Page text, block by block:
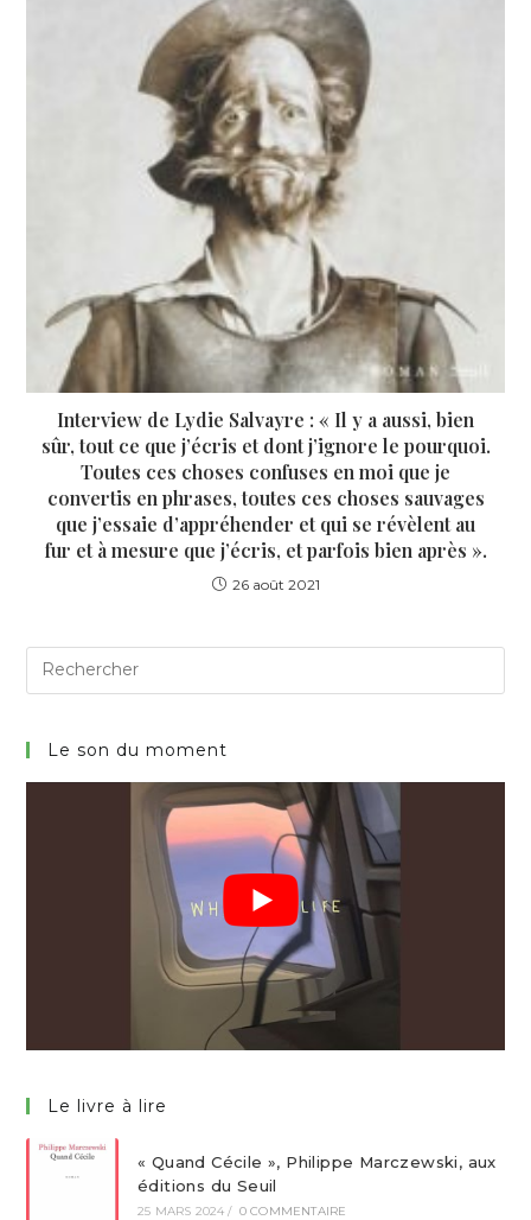
Interview de Lydie Salvayre : « Il y a aussi, bien
sûr, tout ce que j’écris et dont j’ignore le pourquoi.
Toutes ces choses confuses en moi que je
convertis en phrases, toutes ces choses sauvages
que j’essaie d’appréhender et qui se révèlent au
fur et à mesure que j’écris, et parfois bien après ».
26 août 2021
Search
for:
Le son du moment
Le livre à lire
« Quand Cécile », Philippe Marczewski, aux
éditions du Seuil
25 MARS 2024 / 0 COMMENTAIRE